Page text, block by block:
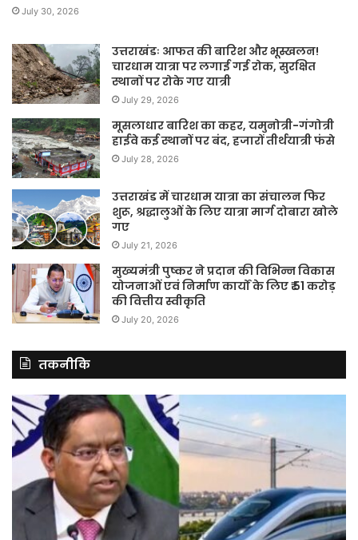
July 30, 2026
उत्तराखंडः आफत की बारिश और भूस्खलन!
चारधाम यात्रा पर लगाई गई रोक, सुरक्षित
स्थानों पर रोके गए यात्री
July 29, 2026
मूसलाधार बारिश का कहर, यमुनोत्री-गंगोत्री
हाईवे कई स्थानों पर बंद, हजारों तीर्थयात्री फंसे
July 28, 2026
उत्तराखंड में चारधाम यात्रा का संचालन फिर
शुरू, श्रद्धालुओं के लिए यात्रा मार्ग दोबारा खोले
गए
July 21, 2026
मुख्यमंत्री पुष्कर ने प्रदान की विभिन्न विकास
योजनाओं एवं निर्माण कार्यों के लिए ₹ 51 करोड़
की वित्तीय स्वीकृति
July 20, 2026
तकनीकि